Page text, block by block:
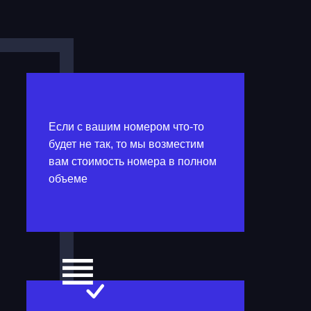
Если с вашим номером что-то
будет не так, то мы возместим
вам стоимость номера в полном
объеме